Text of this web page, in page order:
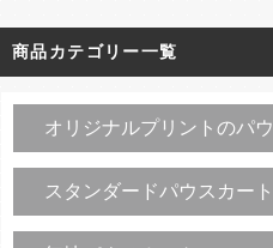
商品カテゴリー一覧
オリジナルプリントのパウ
スタンダードパウスカート